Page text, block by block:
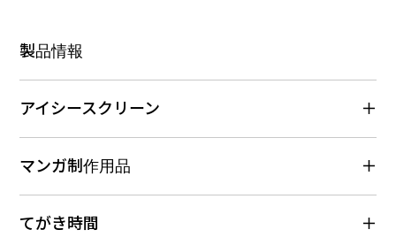
製品情報
アイシースクリーン
マンガ制作用品
てがき時間